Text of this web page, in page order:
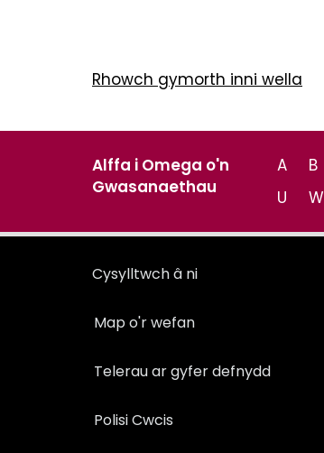
Rhowch gymorth inni wella
Alffa i Omega o'n
Gwasanaethau
A B
U
W
Cysylltwch â ni
Map o'r wefan
Telerau ar gyfer defnydd
Polisi Cwcis